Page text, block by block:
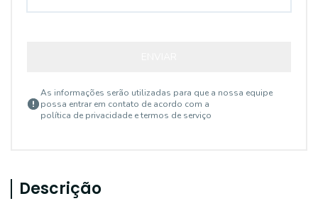
As informações serão utilizadas para que a nossa equipe
possa entrar em contato de acordo com a
política de privacidade e termos de serviço
Descrição